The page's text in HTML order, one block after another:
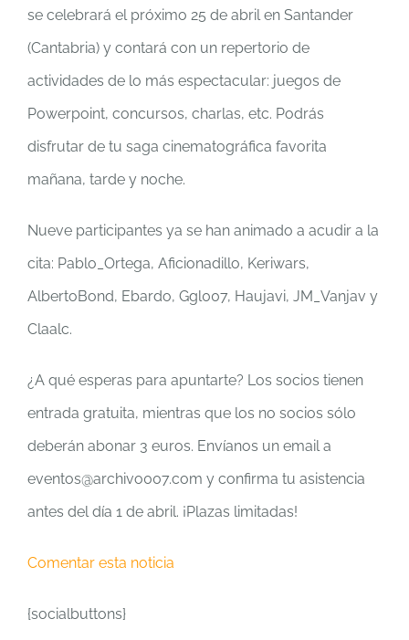
se celebrará el próximo 25 de abril en Santander
(Cantabria) y contará con un repertorio de
actividades de lo más espectacular: juegos de
Powerpoint, concursos, charlas, etc. Podrás
disfrutar de tu saga cinematográfica favorita
mañana, tarde y noche.
Nueve participantes ya se han animado a acudir a la
cita: Pablo_Ortega, Aficionadillo, Keriwars,
AlbertoBond, Ebardo, Ggl007, Haujavi, JM_Vanjav y
Claalc.
¿A qué esperas para apuntarte? Los socios tienen
entrada gratuita, mientras que los no socios sólo
deberán abonar 3 euros. Envíanos un email a
eventos@archivo007.com y confirma tu asistencia
antes del día 1 de abril. ¡Plazas limitadas!
Comentar esta noticia
{socialbuttons}